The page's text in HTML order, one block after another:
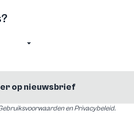
op nieuwsbrief
en Privacybeleid.